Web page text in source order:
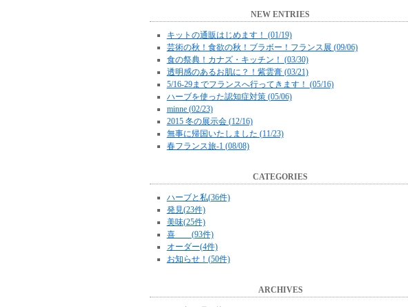
NEW ENTRIES
キットの通販はじめます！ (01/19)
芸術の秋！食欲の秋！ブラボー！フランス展 (09/06)
食の祭典！カナズ・キッチン！ (03/30)
透明感のあるお肌に？！紫雲膏 (03/21)
5/16-29までフランスへ行ってきます！ (05/16)
ハーブを使った認知症対策 (05/06)
minne (02/23)
2015 冬の展示会 (12/16)
無事に帰国いたしました (11/23)
春フランス旅-1 (08/08)
CATEGORIES
ハーブと私(36件)
発見(23件)
美味(25件)
喜 (93件)
オーダー(4件)
お知らせ！(50件)
ARCHIVES